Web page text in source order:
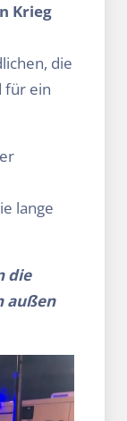
Krieg
die
für ein
lange
die
außen